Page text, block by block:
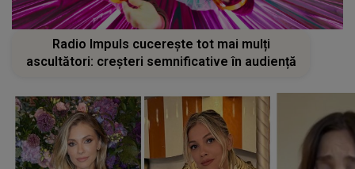
Radio Impuls cucerește tot mai mulți
ascultători: creșteri semnificative în audiență